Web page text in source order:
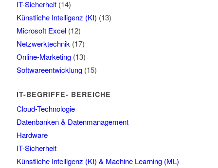
IT-Sicherheit(14)
Künstliche Intelligenz (KI) (13)
Microsoft Excel(12)
Netzwerktechnik (17)
Online-Marketing(13)
Softwareentwicklung(15)
IT-BEGRIFFE- BEREICHE
Cloud-Technologie
Datenbanken & Datenmanagement
Hardware
IT-Sicherheit
Künstliche Intelligenz (KI) & Machine Learning (ML)